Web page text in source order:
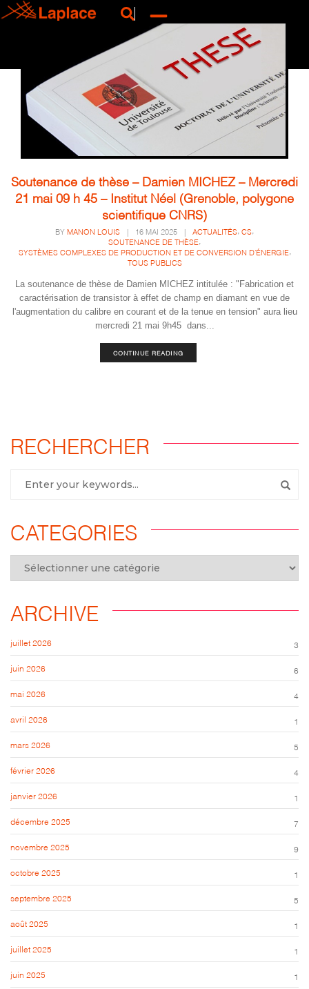
Soutenance de thèse – Damien MICHEZ – Mercredi
21 mai 09 h 45 – Institut Néel (Grenoble, polygone
scientifique CNRS)
BY MANON LOUIS 16 MAI 2025 ACTUALITÉS , CS ,
SOUTENANCE DE THÈSE ,
SYSTÈMES COMPLEXES DE PRODUCTION ET DE CONVERSION D'ÉNERGIE,
TOUS PUBLICS
La soutenance de thèse de Damien MICHEZ intitulée : "Fabrication et
caractérisation de transistor à effet de champ en diamant en vue de
l'augmentation du calibre en courant et de la tenue en tension" aura lieu
mercredi 21 mai 9h45 dans...
CONTINUE READING
RECHERCHER
CATEGORIES
ARCHIVE
juillet 2026 3
juin 2026 6
mai 2026 4
avril 2026 1
mars 2026 5
février 2026 4
janvier 2026 1
décembre 2025 7
novembre 2025 9
octobre 2025 1
septembre 2025 5
août 2025 1
juillet 2025 1
juin 2025 1